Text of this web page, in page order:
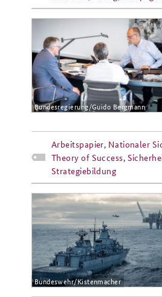
ap5-
Bundesregierung/Guido Bergmann
Arbeitspapier, Nationaler
Theory of Success,
Strategiebildung
ap4-
snmg1-bohrinsel-
Bundeswehr/Kistenmacher